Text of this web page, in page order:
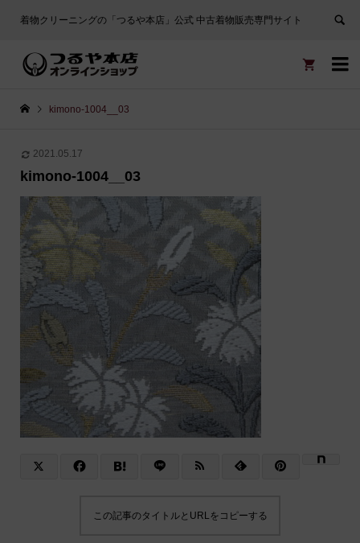
着物クリーニングの「つるや本店」公式 中古着物販売専門サイト


kimono-1004__03
2021.05.17
kimono-1004__03
この記事のタイトルとURLをコピーする